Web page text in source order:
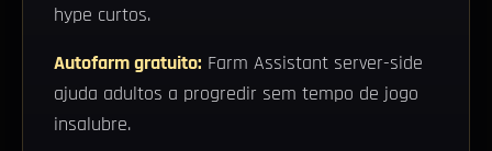
hype curtos.
Autofarm gratuito: Farm Assistant server-side
ajuda adultos a progredir sem tempo de jogo
insalubre.